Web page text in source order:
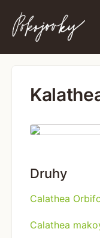
Druhy
Calathea
Calathea